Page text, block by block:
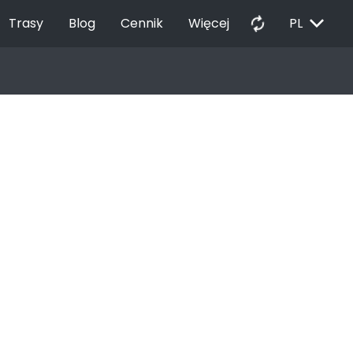
Trasy Blog Cennik Więcej autorenew PL EXPAND_MORE